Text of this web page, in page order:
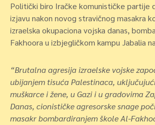
Politički biro Iračke komunističke partije
izjavu nakon novog stravičnog masakra
izraelska okupaciona vojska danas,
Fakhoora u izbjegličkom kampu Jabalia
“Brutalna agresija izraelske vojske
ubijanjem tisuća Palestinaca,
muškarce i žene, u Gazi i u gradovima
Danas, cionističke agresorske snage
masakr bombardiranjem škole Al-